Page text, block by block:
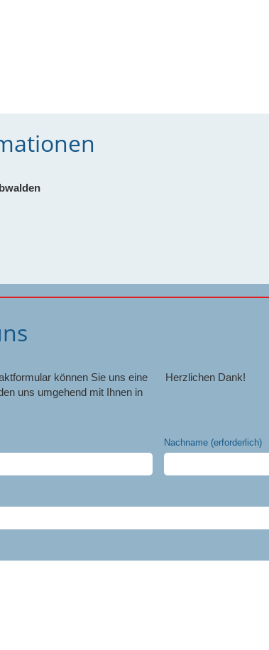
können Sie uns eine
uns umgehend mit Ihnen in
Herzlichen Dank!
Nachname (erforderlich)